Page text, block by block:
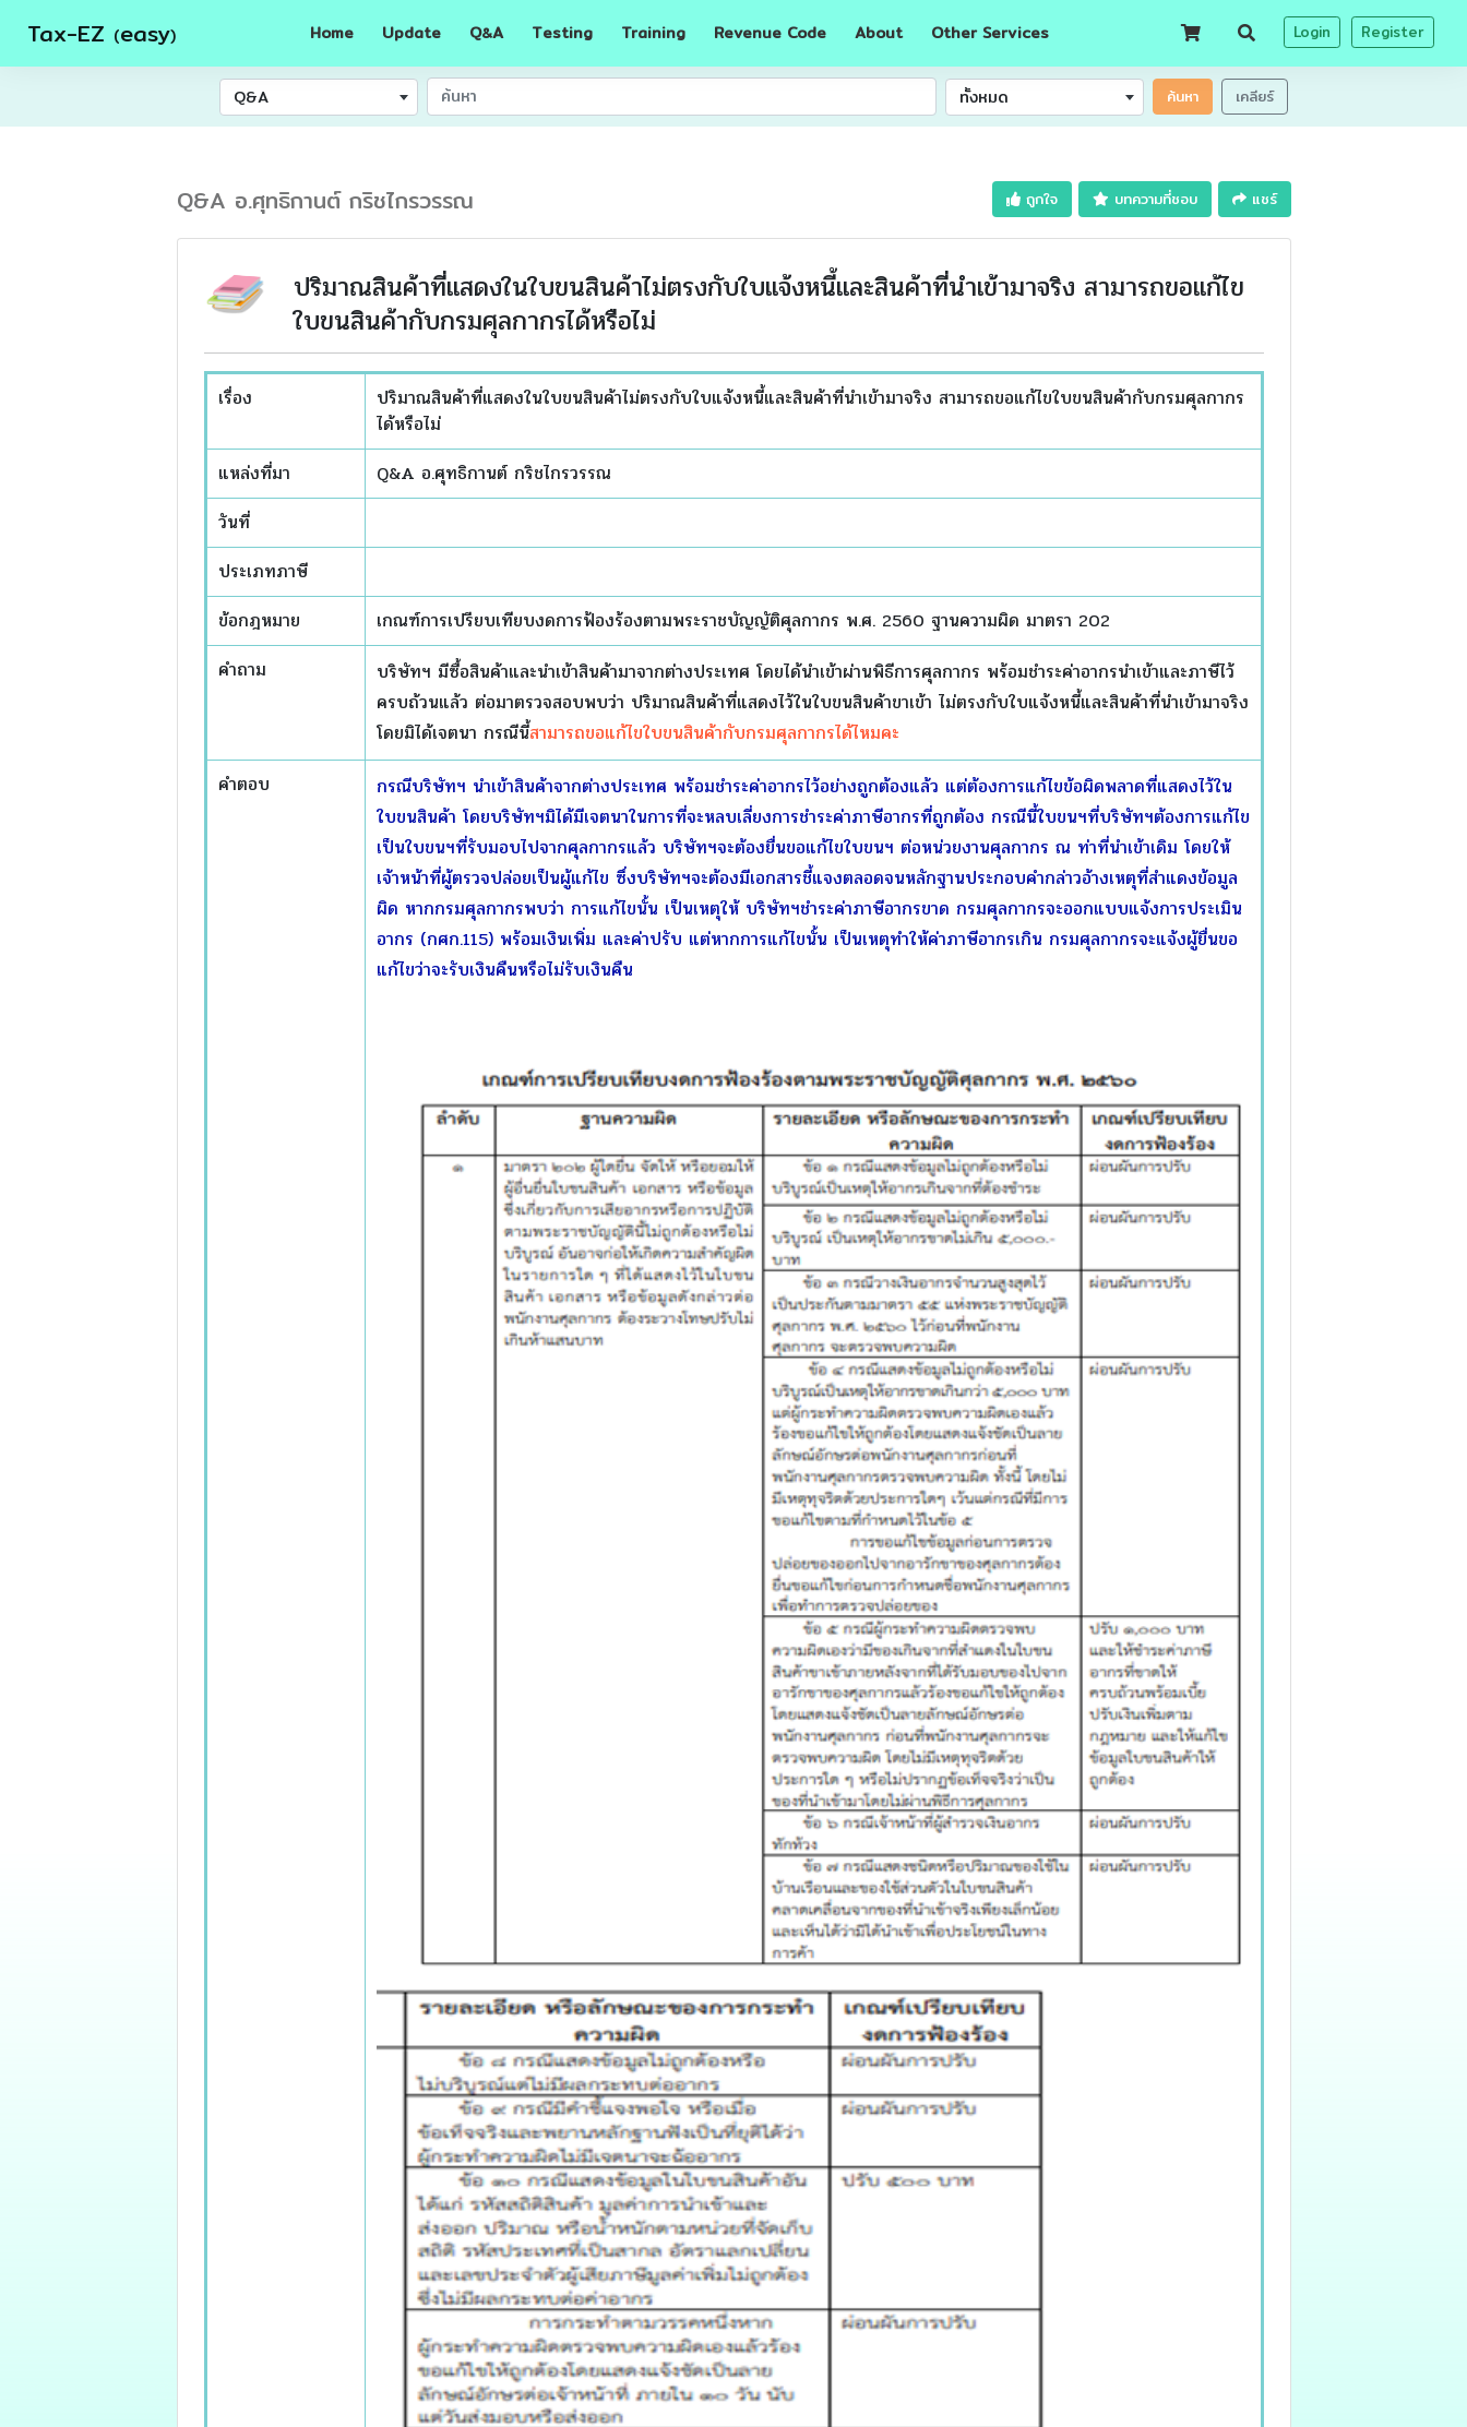
Tax-EZ (easy) Home Update Q&A Testing Training Revenue Code About Other Services Login Register
Q&A ทั้งหมด ค้นหา เคลียร์
Q&A อ.ศุทธิกานต์ กริชไกรวรรณ ถูกใจ บทความที่ชอบ แชร์
ปริมาณสินค้าที่แสดงในใบขนสินค้าไม่ตรงกับใบแจ้งหนี้และสินค้าที่นำเข้ามาจริง สามารถขอแก้ไข
ใบขนสินค้ากับกรมศุลกากรได้หรือไม่
เรื่อง
ปริมาณสินค้าที่แสดงในใบขนสินค้าไม่ตรงกับใบแจ้งหนี้และสินค้าที่นำเข้ามาจริง สามารถขอแก้ไขใบขนสินค้ากับกรมศุลกากร
ได้หรือไม่
แหล่งที่มา
Q&A อ.ศุทธิกานต์ กริชไกรวรรณ
วันที่
ประเภทภาษี
ข้อกฎหมาย
เกณฑ์การเปรียบเทียบงดการฟ้องร้องตามพระราชบัญญัติศุลกากร พ.ศ. 2560 ฐานความผิด มาตรา 202
คำถาม
บริษัทฯ มีซื้อสินค้าและนำเข้าสินค้ามาจากต่างประเทศ โดยได้นำเข้าผ่านพิธีการศุลกากร พร้อมชำระค่าอากรนำเข้าและภาษีไว้
ครบถ้วนแล้ว ต่อมาตรวจสอบพบว่า ปริมาณสินค้าที่แสดงไว้ในใบขนสินค้าขาเข้า ไม่ตรงกับใบแจ้งหนี้และสินค้าที่นำเข้ามาจริง
โดยมิได้เจตนา กรณีนี้สามารถขอแก้ไขใบขนสินค้ากับกรมศุลกากรได้ไหมคะ
คำตอบ
กรณีบริษัทฯ นำเข้าสินค้าจากต่างประเทศ พร้อมชำระค่าอากรไว้อย่างถูกต้องแล้ว แต่ต้องการแก้ไขข้อผิดพลาดที่แสดงไว้ใน
ใบขนสินค้า โดยบริษัทฯมิได้มีเจตนาในการที่จะหลบเลี่ยงการชำระค่าภาษีอากรที่ถูกต้อง กรณีนี้ใบขนฯที่บริษัทฯต้องการแก้ไข
เป็นใบขนฯที่รับมอบไปจากศุลกากรแล้ว บริษัทฯจะต้องยื่นขอแก้ไขใบขนฯ ต่อหน่วยงานศุลกากร ณ ท่าที่นำเข้าเดิม โดยให้
เจ้าหน้าที่ผู้ตรวจปล่อยเป็นผู้แก้ไข ซึ่งบริษัทฯจะต้องมีเอกสารชี้แจงตลอดจนหลักฐานประกอบคำกล่าวอ้างเหตุที่สำแดงข้อมูล
ผิด หากกรมศุลกากรพบว่า การแก้ไขนั้น เป็นเหตุให้ บริษัทฯชำระค่าภาษีอากรขาด กรมศุลกากรจะออกแบบแจ้งการประเมิน
อากร (กศก.115) พร้อมเงินเพิ่ม และค่าปรับ แต่หากการแก้ไขนั้น เป็นเหตุทำให้ค่าภาษีอากรเกิน กรมศุลกากรจะแจ้งผู้ยื่นขอ
แก้ไขว่าจะรับเงินคืนหรือไม่รับเงินคืน